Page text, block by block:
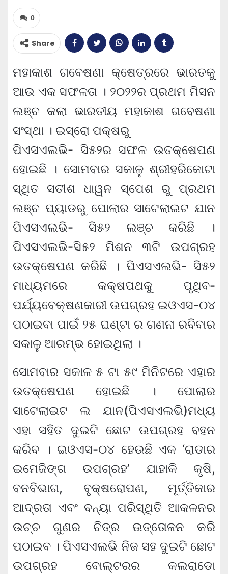
0
Share
ମହାକାଶ ଗବେଷଣା କ୍ଷେତ୍ରରେ ଭାରତକୁ
ଆଉ ଏକ ସଫଳତା । ୨୦୨୨ର ପ୍ରଥମ ମିସନ
ଲଞ୍ଚ କଲା ଭାରତୀୟ ମହାକାଶ ଗବେଷଣା
ସଂସ୍ଥା । ଇସ୍ରୋ ପକ୍ଷରୁ
ପିଏସଏଲଭି- ସି୫୨ର ସଫଳ ଉତକ୍ଷେପଣ
ହୋଇଛି । ସୋମବାର ସକାଳୁ ଶ୍ରୀହରିକୋଟା
ସ୍ଥିତ ସତୀଶ ଧାୱନ ସ୍ପେଶ ରୁ ପ୍ରଥମ
ଲଞ୍ଚ ପ୍ୟାଡରୁ ପୋଲାର ସାଟେଲାଇଟ ଯାନ
ପିଏସଏଲଭି- ସି୫୨ ଲଞ୍ଚ କରିଛି ।
ପିଏସଏଲଭି-ସି୫୨ ମିଶନ ୩ଟି ଉପଗ୍ରହ
ଉତକ୍ଷେପଣ କରିଛି । ପିଏସଏଲଭି- ସି୫୨
ମାଧ୍ୟମରେ କକ୍ଷପଥକୁ ପୃଥିବ-
ପର୍ଯ୍ୟବେକ୍ଷଣକାରୀ ଉପଗ୍ରହ ଇଓଏସ-୦୪
ପଠାଇବା ପାଇଁ ୨୫ ଘଣ୍ଟା ର ଗଣନା ରବିବାର
ସକାଳୁ ଆରମ୍ଭ ହୋଇଥିଲା ।
ସୋମବାର ସକାଳ ୫ ଟା ୫୯ ମିନିଟରେ ଏହାର
ଉତକ୍ଷେପଣ ହୋଇଛି । ପୋଲାର
ସାଟେଲାଇଟ ଲ ଯାନ(ପିଏସଏଲଭି)ମଧ୍ୟ
ଏହା ସହିତ ଦୁଇଟି ଛୋଟ ଉପଗ୍ରହ ବହନ
କରିବ । ଇଓଏସ-୦୪ ହେଉଛି ଏକ ‘ରାଡାର
ଇମେଜିଙ୍ଗ ଉପଗ୍ରହ’ ଯାହାକି କୃଷି,
ବନବିଭାଗ, ବୃକ୍ଷରୋପଣ, ମୂର୍ତ୍ତିକାର
ଆଦ୍ରତା ଏବଂ ବନ୍ୟା ପରିସ୍ଥିତି ଆକଳନର
ଉଚ୍ଚ ଗୁଣର ଚିତ୍ର ଉତ୍ତୋଳନ କରି
ପଠାଇବ । ପିଏସଏଲଭି ନିଜ ସହ ଦୁଇଟି ଛୋଟ
ଉପଗ୍ରହ ବୋଲ୍ଟରର କଲରାଡୋ